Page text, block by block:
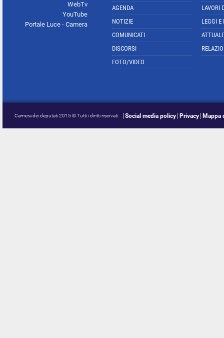
WebTv
YouTube
Portale Luce - Camera
AGENDA
NOTIZIE
COMUNICATI
DISCORSI
FOTO/VIDEO
LAVORI
LEGGI E
Camera dei deputati 2015 © Tutti i diritti riservati Social media policy Privacy Mappa